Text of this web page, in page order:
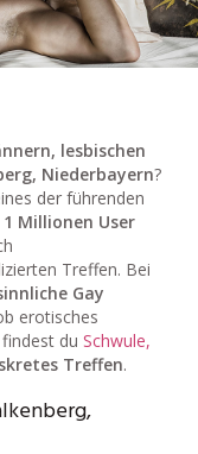
lesbischen
Niederbayern?
der führenden
1 Millionen User
Treffen. Bei
Gay
erotisches
du Schwule,
Treffen.